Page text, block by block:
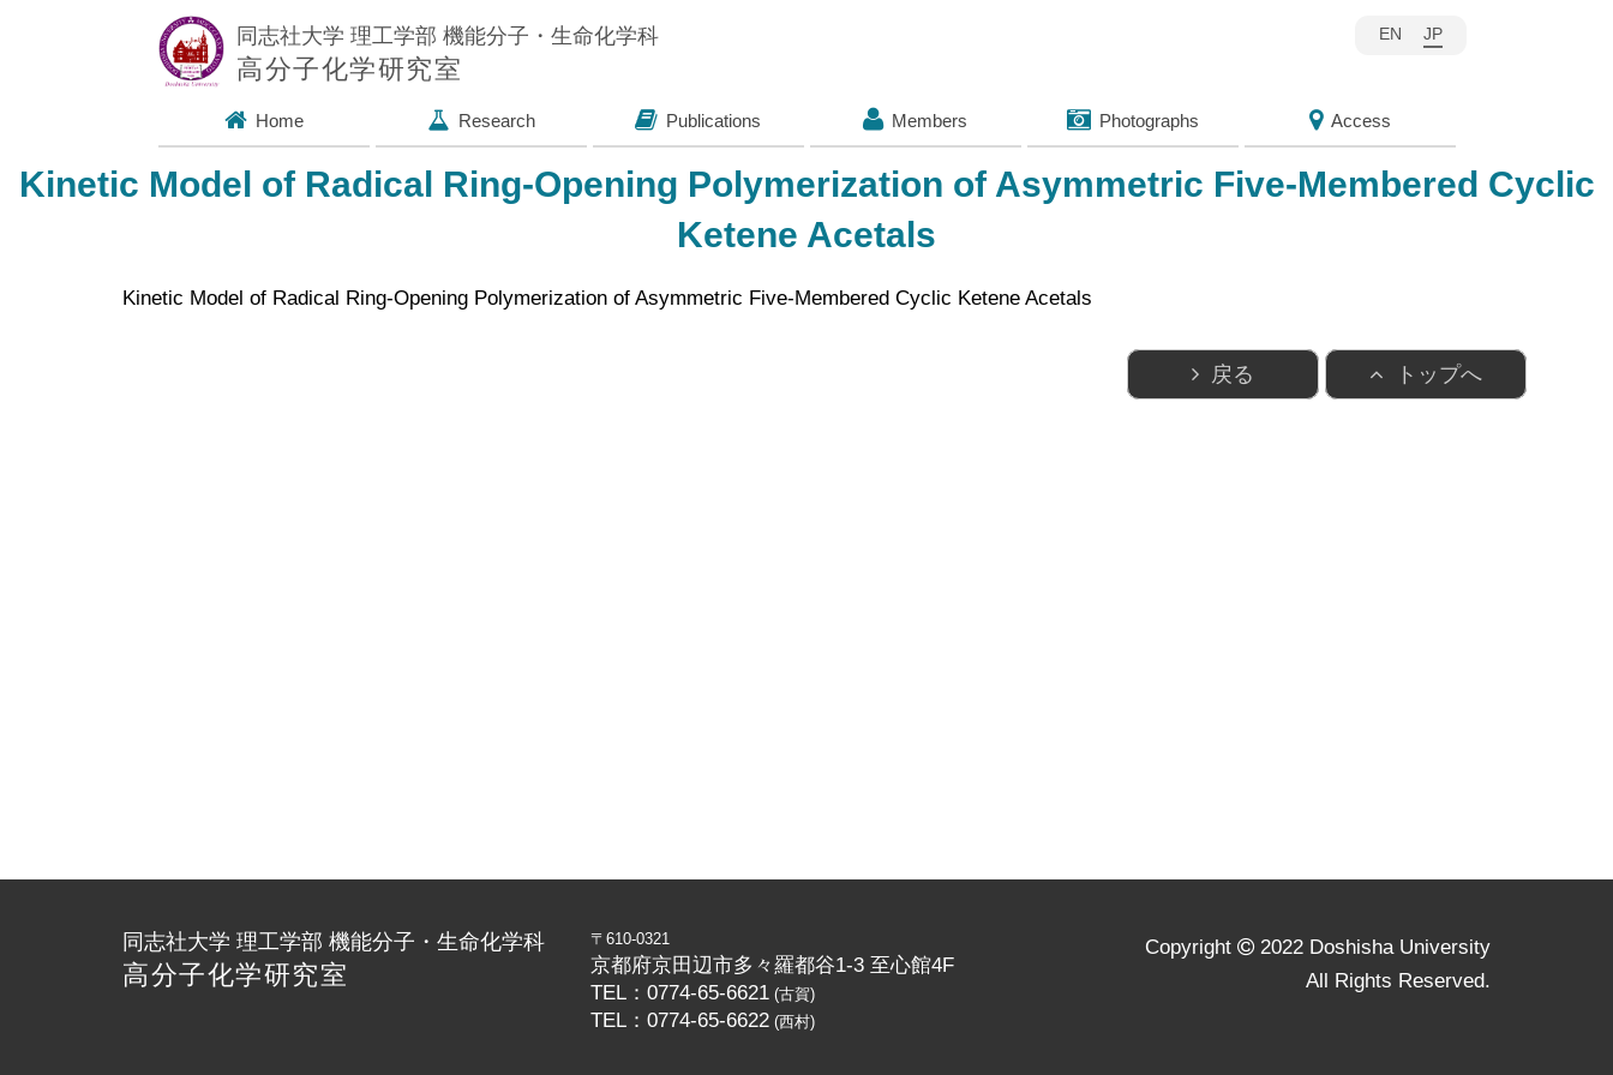
同志社大学 理工学部 機能分子・生命化学科
高分子化学研究室
EN JP
Home Research Publications Members Photographs Access
Kinetic Model of Radical Ring-Opening Polymerization of Asymmetric Five-Membered Cyclic
Ketene Acetals
Kinetic Model of Radical Ring-Opening Polymerization of Asymmetric Five-Membered Cyclic Ketene Acetals
戻る トップへ
同志社大学 理工学部 機能分子・生命化学科
高分子化学研究室
〒610-0321
京都府京田辺市多々羅都谷1-3 至心館4F
TEL：0774-65-6621 (古賀)
TEL：0774-65-6622 (西村)
Copyright
2022 Doshisha University
All Rights Reserved.